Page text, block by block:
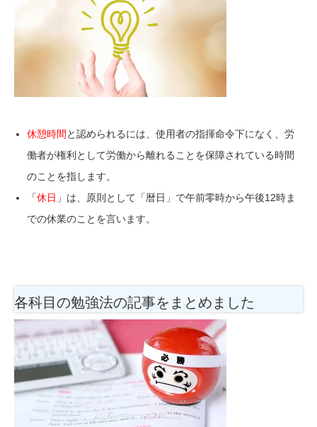
休憩時間 と認められるには、使用者の指揮命令下になく、労
働者が権利として労働から離れることを保障されている時間
のことを指します。
「休日 」は、原則として「暦日」で午前零時から午後12時ま
での休業のことを言います。
各科目の勉強法の記事をまとめました